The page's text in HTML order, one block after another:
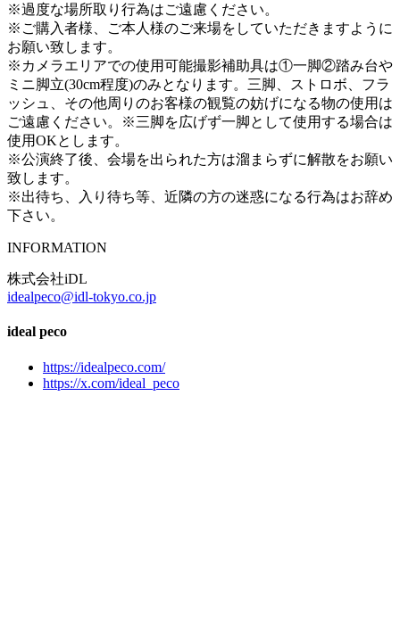
※過度な場所取り行為はご遠慮ください。
※ご購入者様、ご本人様のご来場をしていただきますように
お願い致します。
※カメラエリアでの使用可能撮影補助具は①一脚②踏み台や
ミニ脚立(30cm程度)のみとなります。三脚、ストロボ、フラ
ッシュ、その他周りのお客様の観覧の妨げになる物の使用は
ご遠慮ください。※三脚を広げず一脚として使用する場合は
使用OKとします。
※公演終了後、会場を出られた方は溜まらずに解散をお願い
致します。
※出待ち、入り待ち等、近隣の方の迷惑になる行為はお辞め
下さい。
INFORMATION
株式会社iDL
idealpeco@idl-tokyo.co.jp
ideal peco
https://idealpeco.com/
https://x.com/ideal_peco